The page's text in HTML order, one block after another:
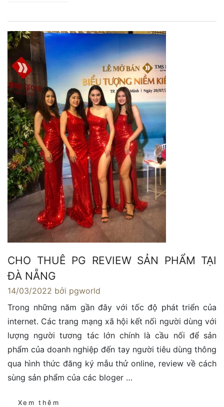
CHO THUÊ PG REVIEW SẢN PHẨM TẠI
ĐÀ NẴNG
14/03/2022 bởi pgworld
Trong những năm gần đây với tốc độ phát triển của
internet. Các trang mạng xã hội kết nối người dùng với
lượng người tương tác lớn chính là cầu nối để sản
phẩm của doanh nghiệp đến tay người tiêu dùng thông
qua hình thức đăng ký mẫu thử online, review về cách
sùng sản phẩm của các bloger …
Xem thêm